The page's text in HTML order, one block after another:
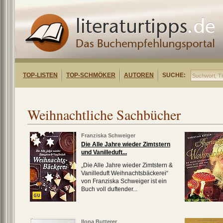
TOP-LISTEN TOP-SCHMÖKER AUTOREN SUCHE:
Weihnachtliche Sachbücher
Franziska Schweiger
Die Alle Jahre wieder Zimtstern
und Vanilleduft...
„Die Alle Jahre wieder Zimtstern &
Vanilleduft Weihnachtsbäckerei“
von Franziska Schweiger ist ein
Buch voll duftender...
Ilona Butterer